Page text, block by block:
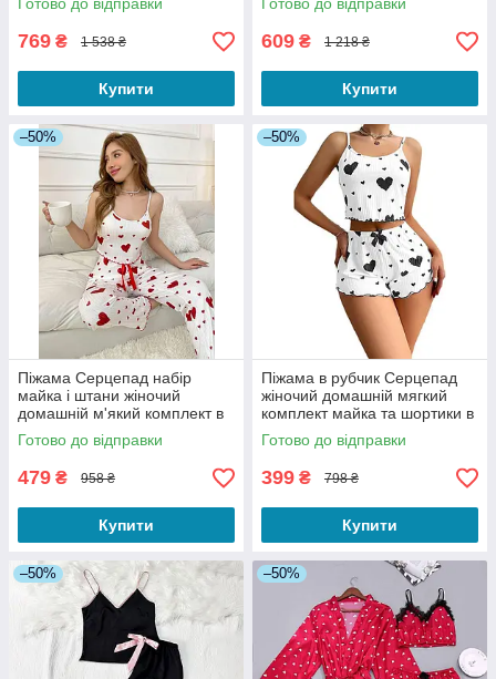
769 ₴ 1 538 ₴
Купити
609 ₴ 1 218 ₴
Купити
–50%
Піжама Серцепад набір
майка і штани жіночий
домашній м'який комплект в
червоні серця в рубчик білий
S
Готово до відправки
479 ₴ 958 ₴
Купити
–50%
Піжама в рубчик Серцепад
жіночий домашній мягкий
комплект майка та шортики в
чорні серця S
Готово до відправки
399 ₴ 798 ₴
Купити
–50% –50%